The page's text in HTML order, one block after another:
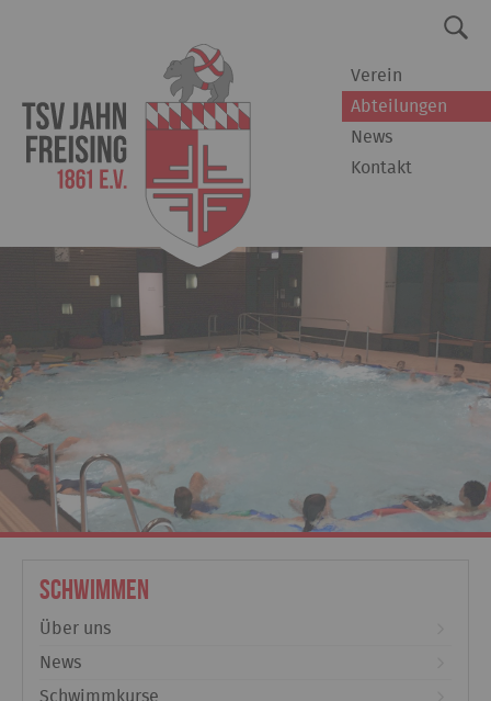
Verein
Abteilungen
News
Kontakt
Schwimmen
Über uns
News
Schwimmkurse